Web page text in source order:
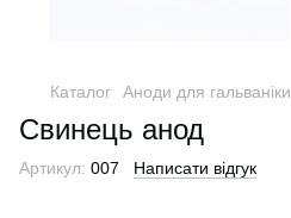
Каталог Аноди для гальваніки
Свинець анод
Артикул: 007 Написати відгук